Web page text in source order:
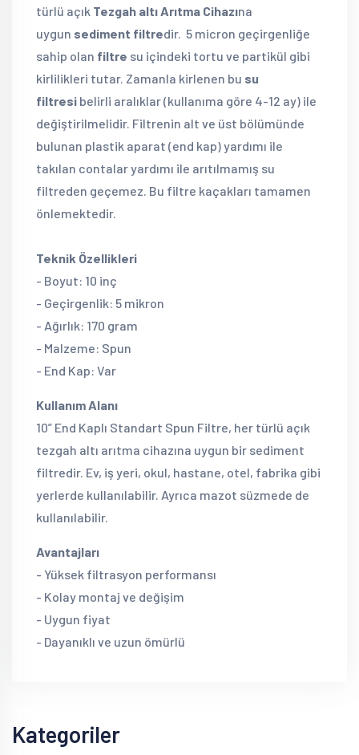
türlü açık Tezgah altı Arıtma Cihazına
uygun sediment filtredir. 5 micron geçirgenliğe
sahip olan filtre su içindeki tortu ve partikül gibi
kirlilikleri tutar. Zamanla kirlenen bu su
filtresi belirli aralıklar (kullanıma göre 4-12 ay) ile
değiştirilmelidir. Filtrenin alt ve üst bölümünde
bulunan plastik aparat (end kap) yardımı ile
takılan contalar yardımı ile arıtılmamış su
filtreden geçemez. Bu filtre kaçakları tamamen
önlemektedir.
Teknik Özellikleri
- Boyut: 10 inç
- Geçirgenlik: 5 mikron
- Ağırlık: 170 gram
- Malzeme: Spun
- End Kap: Var
Kullanım Alanı
10” End Kaplı Standart Spun Filtre, her türlü açık
tezgah altı arıtma cihazına uygun bir sediment
filtredir. Ev, iş yeri, okul, hastane, otel, fabrika gibi
yerlerde kullanılabilir. Ayrıca mazot süzmede de
kullanılabilir.
Avantajları
- Yüksek filtrasyon performansı
- Kolay montaj ve değişim
- Uygun fiyat
- Dayanıklı ve uzun ömürlü
Kategoriler